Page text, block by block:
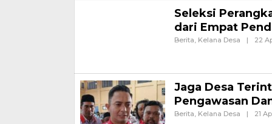
Seleksi
dari Empat
Berita, Kelana Desa | 22
Jaga Desa
Pengawasan
Berita, Kelana Desa | 21